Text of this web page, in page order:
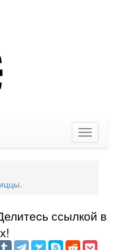
Toggle
ссылкой в